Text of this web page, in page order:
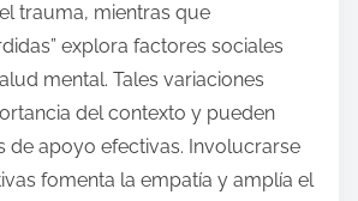
trauma, mientras que
explora factores sociales
mental. Tales variaciones
del contexto y pueden
de apoyo efectivas. Involucrarse
fomenta la empatía y amplía el